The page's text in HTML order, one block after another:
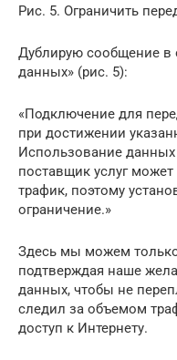
Рис. 5. Ограничить
Дублирую сообщение в
данных» (рис. 5):
«Подключение для
при достижении
Использование данных
поставщик услуг
трафик, поэтому
ограничение.»
Здесь мы можем
подтверждая наше
данных, чтобы не
следил за объемом
доступ к Интернету.